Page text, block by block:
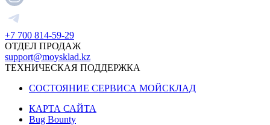
+7 700 814-59-29
ОТДЕЛ ПРОДАЖ
support@moysklad.kz
ТЕХНИЧЕСКАЯ ПОДДЕРЖКА
СОСТОЯНИЕ СЕРВИСА МОЙСКЛАД
КАРТА САЙТА
Bug Bounty